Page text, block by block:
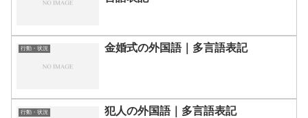
行動・状況 金婚式の外国語｜多言語表記
行動・状況 犯人の外国語｜多言語表記